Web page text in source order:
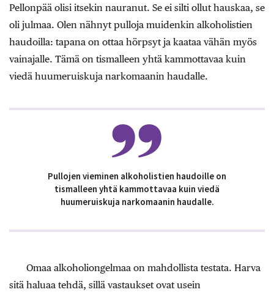
Pellonpää olisi itsekin nauranut. Se ei silti ollut hauskaa, se
oli julmaa. Olen nähnyt pulloja muidenkin alkoholistien
haudoilla: tapana on ottaa hörpsyt ja kaataa vähän myös
vainajalle. Tämä on tismalleen yhtä kammottavaa kuin
viedä huumeruiskuja narkomaanin haudalle.
Pullojen vieminen alkoholistien haudoille on
tismalleen yhtä kammottavaa kuin viedä
huumeruiskuja narkomaanin haudalle.
Omaa alkoholiongelmaa on mahdollista testata. Harva
sitä haluaa tehdä, sillä vastaukset ovat usein